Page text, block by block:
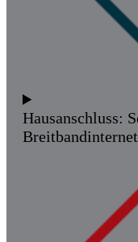
Hausanschluss: